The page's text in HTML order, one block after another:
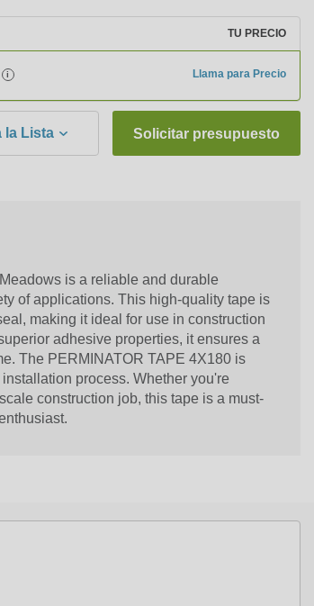
TU PRECIO
i Llama para Precio
la Lista Solicitar presupuesto
is a reliable and durable
of applications. This high-quality tape is
making it ideal for use in construction
adhesive properties, it ensures a
The PERMINATOR TAPE 4X180 is
process. Whether you're
construction job, this tape is a must-